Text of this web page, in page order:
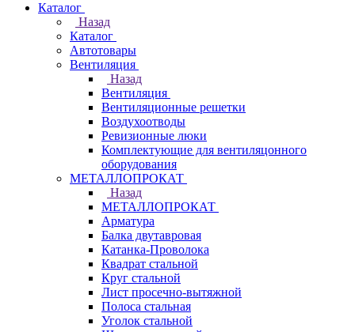
Каталог
Назад
Каталог
Автотовары
Вентиляция
Назад
Вентиляция
Вентиляционные решетки
Воздухоотводы
Ревизионные люки
Комплектующие для вентиляцонного
оборудования
МЕТАЛЛОПРОКАТ
Назад
МЕТАЛЛОПРОКАТ
Арматура
Балка двутавровая
Катанка-Проволока
Квадрат стальной
Круг стальной
Лист просечно-вытяжной
Полоса стальная
Уголок стальной